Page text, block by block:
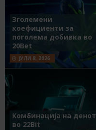
Зголемени
коефициенти за
поголема добивка во
20Bet
ЈУЛИ 8, 2026
Комбинација на денот
во 22Bit